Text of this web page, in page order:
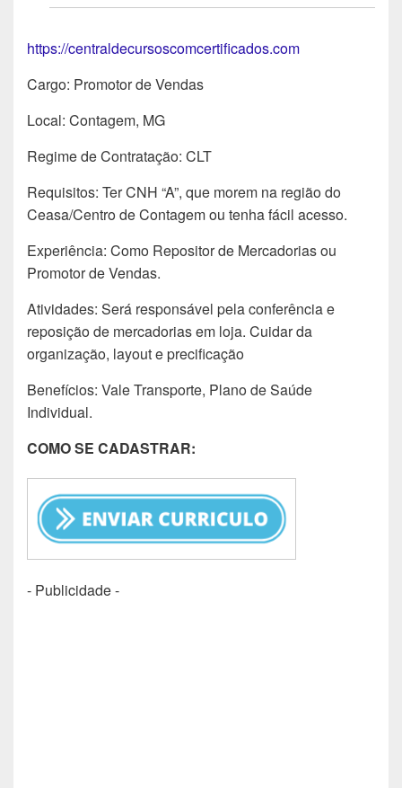
https://centraldecursoscomcertificados.com
Cargo: Promotor de Vendas
Local: Contagem, MG
Regime de Contratação: CLT
Requisitos: Ter CNH “A”, que morem na região do
Ceasa/Centro de Contagem ou tenha fácil acesso.
Experiência: Como Repositor de Mercadorias ou
Promotor de Vendas.
Atividades: Será responsável pela conferência e
reposição de mercadorias em loja. Cuidar da
organização, layout e precificação
Benefícios: Vale Transporte, Plano de Saúde
Individual.
COMO SE CADASTRAR:
- Publicidade -